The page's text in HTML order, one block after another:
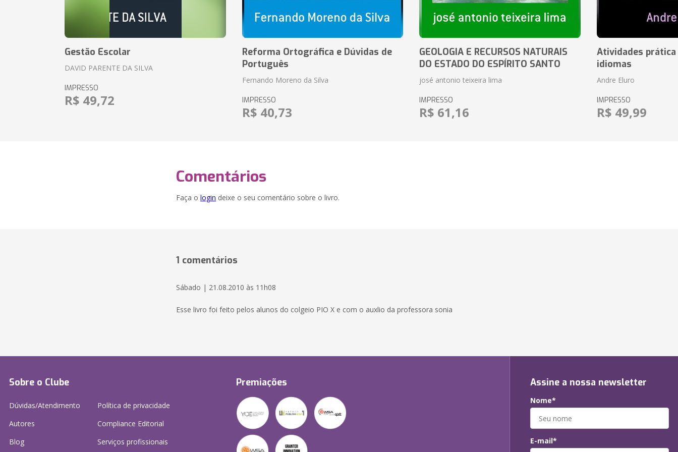
Gestão Escolar
DAVID PARENTE DA SILVA
IMPRESSO
R$ 49,72
Reforma Ortográfica e Dúvidas de
Português
Fernando Moreno da Silva
IMPRESSO
R$ 40,73
GEOLOGIA E RECURSOS NATURAIS
DO ESTADO DO ESPÍRITO SANTO
josé antonio teixeira lima
IMPRESSO
R$ 61,16
Atividades
idiomas
Andre Eluro
IMPRESSO
R$ 49,99
Comentários
Faça o login deixe o seu comentário sobre o livro.
1 comentários
Sábado | 21.08.2010 às 11h08
Esse livro foi feito pelos alunos do colgeio PIO X e com o auxlio da professora sonia
Sobre o Clube
Dúvidas/Atendimento
Autores
Blog
Política de privacidade
Compliance Editorial
Serviços profissionais
Premiações Assine a nossa newsletter
Nome*
E-mail*